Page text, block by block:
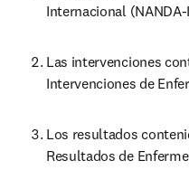
Internacional (NANDA-
Las intervenciones
Intervenciones de
Los resultados
Resultados de